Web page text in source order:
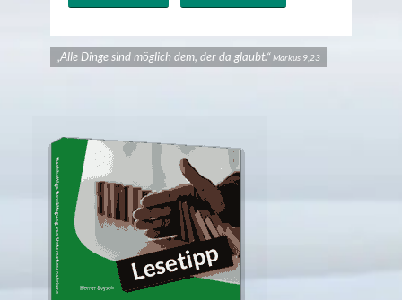
„Alle Dinge sind möglich dem, der da glaubt.“Markus 9,23